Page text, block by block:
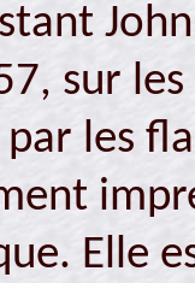
sur
par les
Elle